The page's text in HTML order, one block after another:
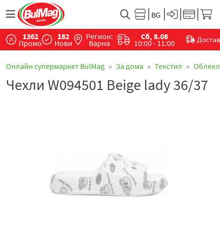
1362
Промо
182
Нови
Регион:
Варна
Сб, 8.08
10:00 - 11:00
Онлайн супермаркет BulMag За дома Текстил
Чехли W094501 Beige lady 36/37